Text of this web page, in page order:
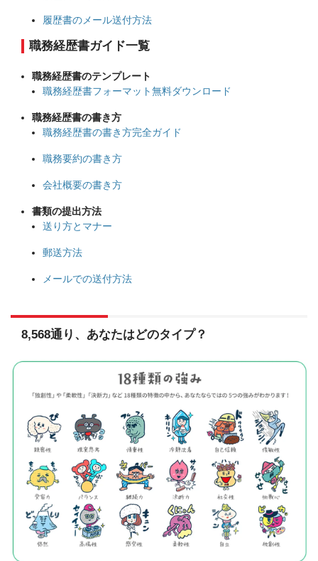
履歴書のメール送付方法
職務経歴書ガイド一覧
職務経歴書のテンプレート
職務経歴書フォーマット無料ダウンロード
職務経歴書の書き方
職務経歴書の書き方完全ガイド
職務要約の書き方
会社概要の書き方
書類の提出方法
送り方とマナー
郵送方法
メールでの送付方法
8,568通り、あなたはどのタイプ？